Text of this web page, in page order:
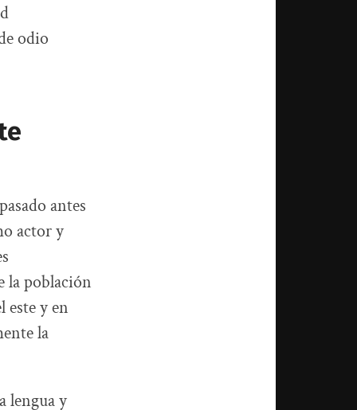
odio
antes
actor y
la población
este y en
la
lengua y